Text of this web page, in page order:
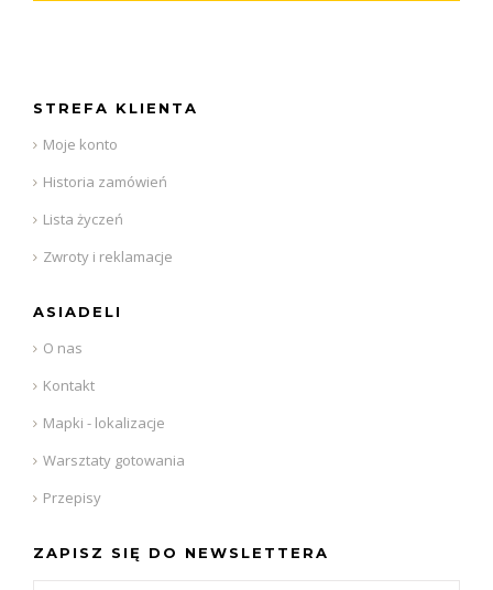
STREFA KLIENTA
Moje konto
Historia zamówień
Lista życzeń
Zwroty i reklamacje
ASIADELI
O nas
Kontakt
Mapki - lokalizacje
Warsztaty gotowania
Przepisy
ZAPISZ SIĘ DO NEWSLETTERA